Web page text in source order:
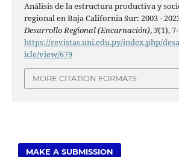
Análisis de la estructura productiva y
regional en Baja California Sur: 2003 -
Desarrollo Regional (Encarnación),3(1),
https://revistas.uni.edu.py/index.php/
icle/view/679
MORE CITATION FORMATS
MAKE A SUBMISSION